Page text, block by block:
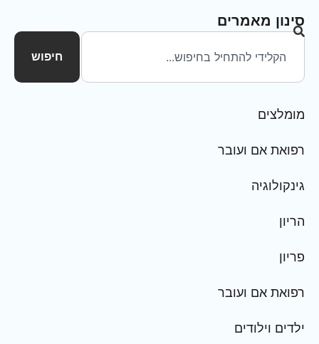
סינון מאמרים
חיפוש
מומלצים
רפואת אם ועובר
גינקולוגיה
הריון
פריון
רפואת אם ועובר
ילדים וילודים